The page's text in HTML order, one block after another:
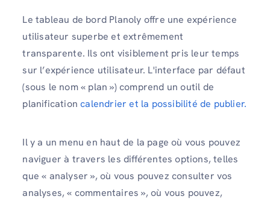
Le tableau de bord Planoly offre une expérience
utilisateur superbe et extrêmement
transparente. Ils ont visiblement pris leur temps
sur l’expérience utilisateur. L'interface par défaut
(sous le nom « plan ») comprend un outil de
planificationcalendrier et la possibilité de publier.
Il y a un menu en haut de la page où vous pouvez
naviguer à travers les différentes options, telles
que « analyser », où vous pouvez consulter vos
analyses, « commentaires », où vous pouvez,